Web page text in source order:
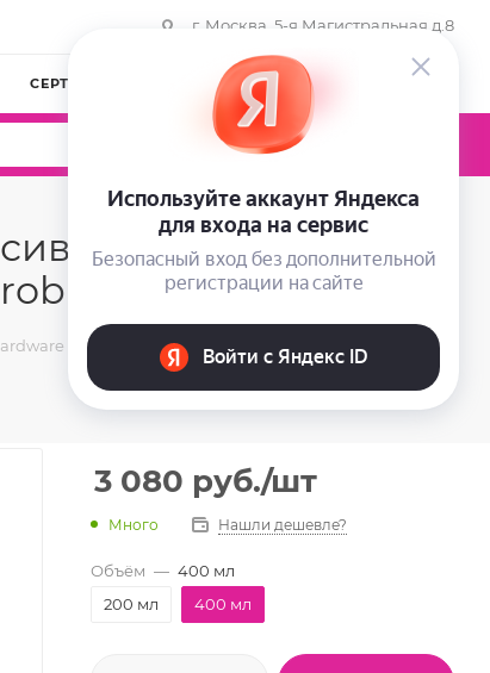
г. Москва, 5-я Магистральная д.8
СЕРТИФИКАТЫ КОМПАНИЯ
0
для
Skin, 400 мл
cosmetology contact intensive for problem skin
3 080 руб./шт
Много Нашли дешевле?
Объём — 400 мл
200 мл
400 мл